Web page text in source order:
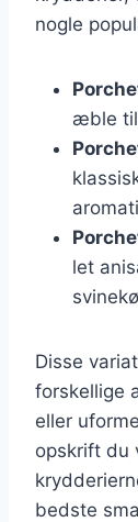
nogle
æble til
let
Disse
forskellige
eller
opskrift du
bedste